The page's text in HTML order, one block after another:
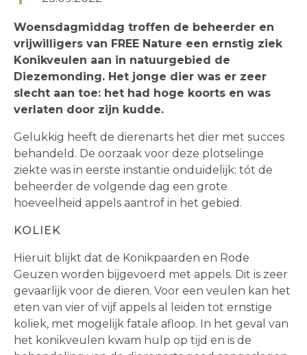
Woensdagmiddag troffen de beheerder en
vrijwilligers van FREE Nature een ernstig ziek
Konikveulen aan in natuurgebied de
Diezemonding. Het jonge dier was er zeer
slecht aan toe: het had hoge koorts en was
verlaten door zijn kudde.
Gelukkig heeft de dierenarts het dier met succes
behandeld. De oorzaak voor deze plotselinge
ziekte was in eerste instantie onduidelijk: tót de
beheerder de volgende dag een grote
hoeveelheid appels aantrof in het gebied.
KOLIEK
Hieruit blijkt dat de Konikpaarden en Rode
Geuzen worden bijgevoerd met appels. Dit is zeer
gevaarlijk voor de dieren. Voor een veulen kan het
eten van vier of vijf appels al leiden tot ernstige
koliek, met mogelijk fatale afloop. In het geval van
het konikveulen kwam hulp op tijd en is de